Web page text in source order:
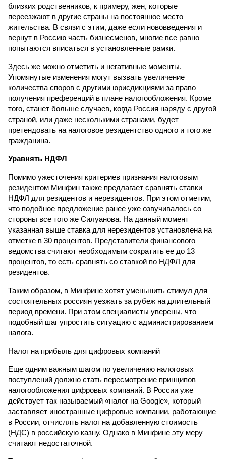
близких родственников, к примеру, жен, которые
переезжают в другие страны на постоянное место
жительства. В связи с этим, даже если нововведения и
вернут в Россию часть бизнесменов, многие все равно
попытаются вписаться в установленные рамки.
Здесь же можно отметить и негативные моменты.
Упомянутые изменения могут вызвать увеличение
количества споров с другими юрисдикциями за право
получения преференций в плане налогообложения. Кроме
того, станет больше случаев, когда Россия наряду с другой
страной, или даже несколькими странами, будет
претендовать на налоговое резидентство одного и того же
гражданина.
Уравнять НДФЛ
Помимо ужесточения критериев признания налоговым
резидентом Минфин также предлагает сравнять ставки
НДФЛ для резидентов и нерезидентов. При этом отметим,
что подобное предложение ранее уже озвучивалось со
стороны все того же Силуанова. На данный момент
указанная выше ставка для нерезидентов установлена на
отметке в 30 процентов. Представители финансового
ведомства считают необходимым сократить ее до 13
процентов, то есть сравнять со ставкой по НДФЛ для
резидентов.
Таким образом, в Минфине хотят уменьшить стимул для
состоятельных россиян уезжать за рубеж на длительный
период времени. При этом специалисты уверены, что
подобный шаг упростить ситуацию с администрированием
налога.
Налог на прибыль для цифровых компаний
Еще одним важным шагом по увеличению налоговых
поступлений должно стать пересмотрение принципов
налогообложения цифровых компаний. В России уже
действует так называемый «налог на Google», который
заставляет иностранные цифровые компании, работающие
в России, отчислять налог на добавленную стоимость
(НДС) в российскую казну. Однако в Минфине эту меру
считают недостаточной.